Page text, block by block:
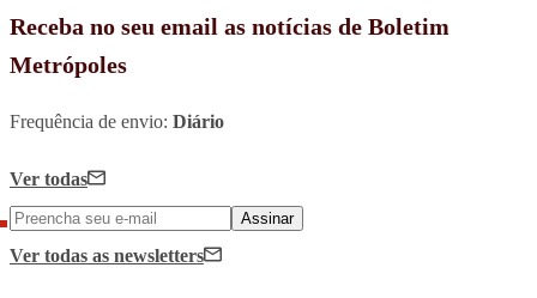
Receba no seu email as notícias de Boletim
Metrópoles
Frequência de envio: Diário
Ver todas
Assinar
Ver todas as newsletters